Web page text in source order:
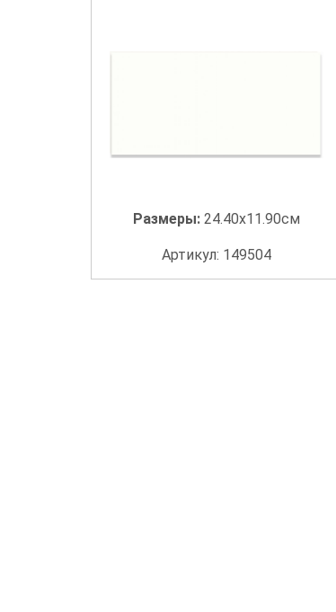
Размеры: 24.40x11.90см
Артикул: 149504